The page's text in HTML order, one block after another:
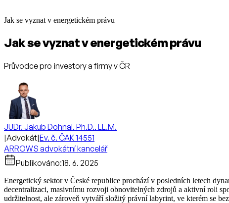
Jak se vyznat v energetickém právu
Jak se vyznat v energetickém právu
Průvodce pro investory a firmy v ČR
JUDr. Jakub Dohnal, Ph.D., LL.M.
|Advokát|Ev. č. ČAK 14551
ARROWS advokátní kancelář
Publikováno:18. 6. 2025
Energetický sektor v České republice prochází v posledních letech
decentralizaci, masivnímu rozvoji obnovitelných zdrojů a aktivní roli
udržitelnost, ale zároveň vytváří složitý právní labyrint, ve kterém se